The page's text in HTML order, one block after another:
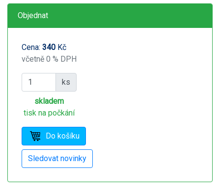
Objednat
Cena: 340 Kč
včetně 0 % DPH
ks
skladem
tisk na počkání